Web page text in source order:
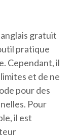
gratuit
pratique
Cependant, il
et de ne
pour des
Pour
il est